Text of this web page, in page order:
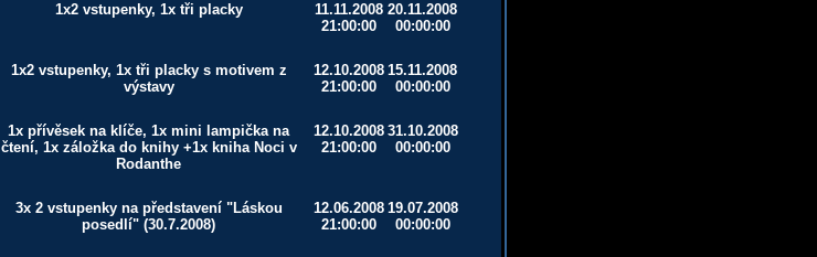
1x2 vstupenky, 1x tři placky
11.11.2008
21:00:00
20.11.2008
00:00:00
1x2 vstupenky, 1x tři placky s motivem z
výstavy
12.10.2008
21:00:00
15.11.2008
00:00:00
1x přívěsek na klíče, 1x mini lampička na
čtení, 1x záložka do knihy +1x kniha Noci v
Rodanthe
12.10.2008
21:00:00
31.10.2008
00:00:00
3x 2 vstupenky na představení "Láskou
posedlí" (30.7.2008)
12.06.2008
21:00:00
19.07.2008
00:00:00